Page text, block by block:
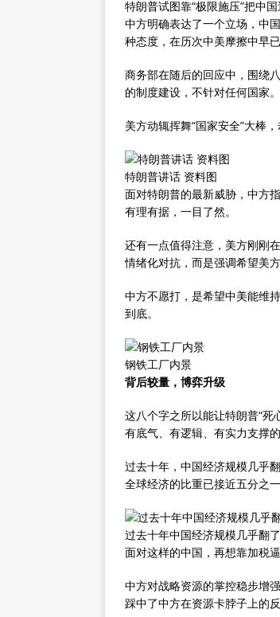
特朗普试图靠“极限施压”把中
中方明确表达了一个立场，中
种态度，在历次中美摩擦中早
商务部在随后的回应中，围绕
的制度建设，不针对任何国家。
美方动辄挥舞“国家安全”大棒
特朗普讲话 资料图
面对特朗普的最新威胁，中方
有理有据，一目了然。
还有一点值得注意，美方刚刚
情绪化对抗，而是强调希望美
中方不愿打，是希望中美能维
到底。
钢铁工厂内景
背后较量，博弈升级
这八个字之所以能让特朗普“
有底气、有逻辑、有实力支撑的
过去十年，中国经济规模几乎
全球经济的比重已接近五分之一
过去十年中国经济规模几乎翻了
面对这样的中国，再想靠加税
中方对战略资源的掌控稳步增
踩中了中方在资源卡脖子上的反